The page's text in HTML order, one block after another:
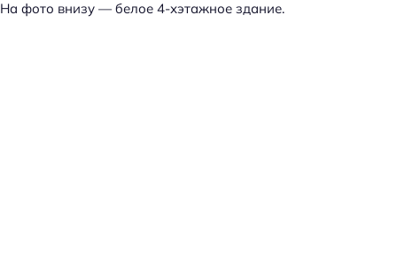
На фото внизу — белое 4-хэтажное здание.
й